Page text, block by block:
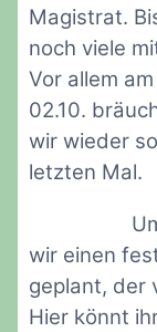
Magistrat.
noch viele
Vor allem
02.10.
wir wieder
letzten Mal.
wir einen
geplant, der
Hier könnt